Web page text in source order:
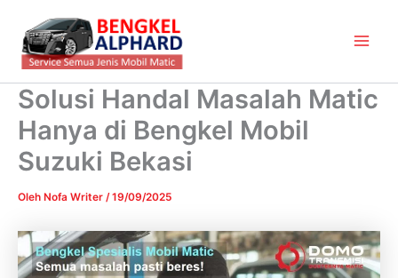
konten
Solusi Handal Masalah Matic
Hanya di Bengkel Mobil
Suzuki Bekasi
Oleh Nofa Writer /19/09/2025